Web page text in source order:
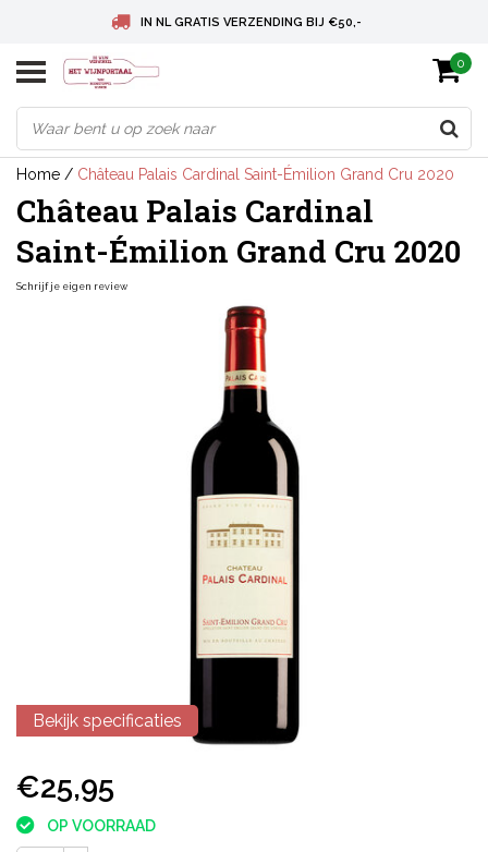
IN NL GRATIS VERZENDING BIJ €50,-
BELGIE GRATIS VERZENDING BIJ € 75
DEUTSCHLAND VERSANDKOSTENFREI AB € 75
0
Home / Château Palais Cardinal Saint-Émilion Grand Cru 2020
Château Palais Cardinal
Saint-Émilion Grand Cru 2020
Schrijf je eigen review
Bekijk specificaties
€25,95
OP VOORRAAD